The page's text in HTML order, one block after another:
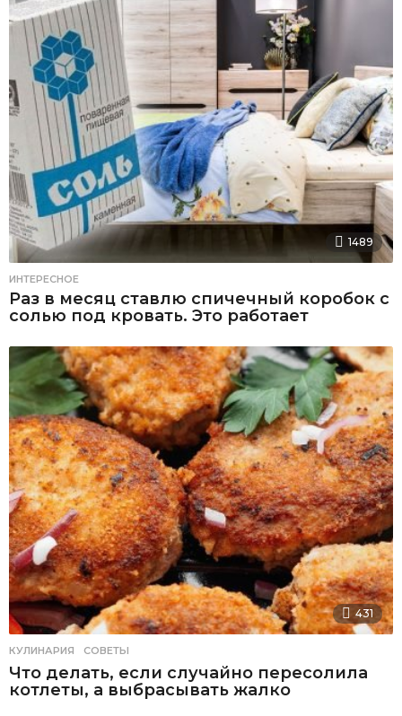
1489
ИНТЕРЕСНОЕ
Раз в месяц ставлю спичечный коробок с
солью под кровать. Это работает
431
КУЛИНАРИЯ ,СОВЕТЫ
Что делать, если случайно пересолила
котлеты, а выбрасывать жалко